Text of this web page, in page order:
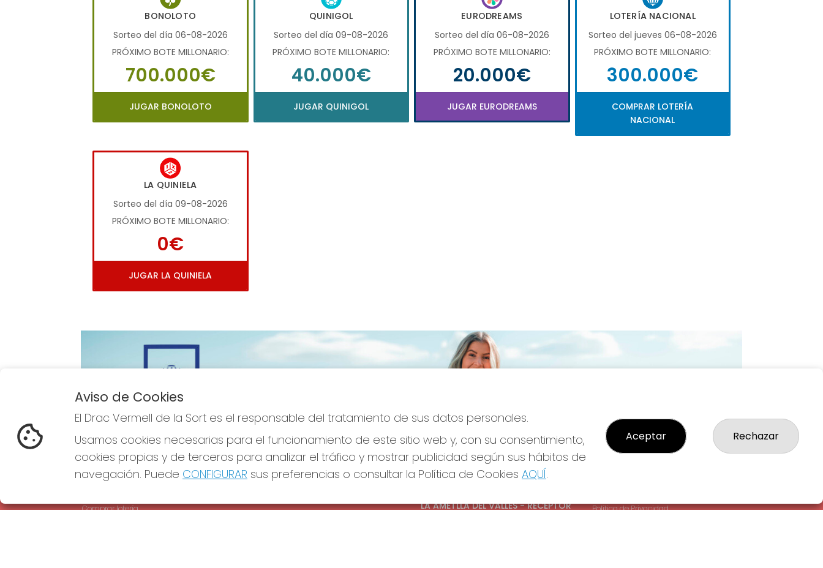
BONOLOTO
Sorteo del día 06-08-2026
PRÓXIMO BOTE MILLONARIO:
700.000€
JUGAR BONOLOTO
QUINIGOL
Sorteo del día 09-08-2026
PRÓXIMO BOTE MILLONARIO:
40.000€
JUGAR QUINIGOL
EURODREAMS
Sorteo del día 06-08-2026
PRÓXIMO BOTE MILLONARIO:
20.000€
JUGAR EURODREAMS
LOTERÍA NACIONAL
Sorteo del jueves 06-08-2026
PRÓXIMO BOTE MILLONARIO:
300.000€
COMPRAR LOTERÍA
NACIONAL
LA QUINIELA
Sorteo del día 09-08-2026
PRÓXIMO BOTE MILLONARIO:
0€
JUGAR LA QUINIELA
EL DRAC VERMELL DE LA SORT
Comprar lotería
REDES SOCIALES CONTACTO
LA AMETLLA DEL VALLES - RECEPTOR
Política de Privacidad
Aviso de Cookies
El Drac Vermell de la Sort es el responsable del tratamiento de sus datos personales.
Usamos cookies necesarias para el funcionamiento de este sitio web y, con su consentimiento,
cookies propias y de terceros para analizar el tráfico y mostrar publicidad según sus hábitos de
navegación. Puede CONFIGURAR sus preferencias o consultar la Política de Cookies AQUÍ.
Aceptar Rechazar